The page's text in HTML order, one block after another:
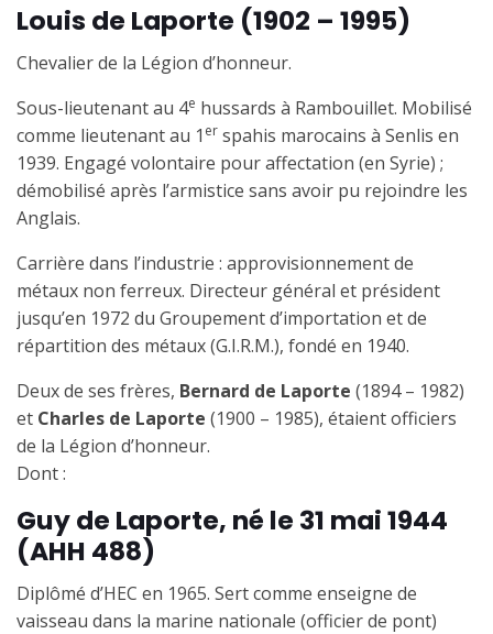
Louis de Laporte (1902 – 1995)
Chevalier de la Légion d’honneur.
Sous-lieutenant au 4e hussards à Rambouillet. Mobilisé
comme lieutenant au 1 er spahis marocains à Senlis en
1939. Engagé volontaire pour affectation (en Syrie) ;
démobilisé après l’armistice sans avoir pu rejoindre les
Anglais.
Carrière dans l’industrie : approvisionnement de
métaux non ferreux. Directeur général et président
jusqu’en 1972 du Groupement d’importation et de
répartition des métaux (G.I.R.M.), fondé en 1940.
Deux de ses frères, Bernard de Laporte (1894 – 1982)
et Charles de Laporte (1900 – 1985), étaient officiers
de la Légion d’honneur.
Dont :
Guy de Laporte, né le 31 mai 1944
(AHH 488)
Diplômé d’HEC en 1965. Sert comme enseigne de
vaisseau dans la marine nationale (officier de pont)